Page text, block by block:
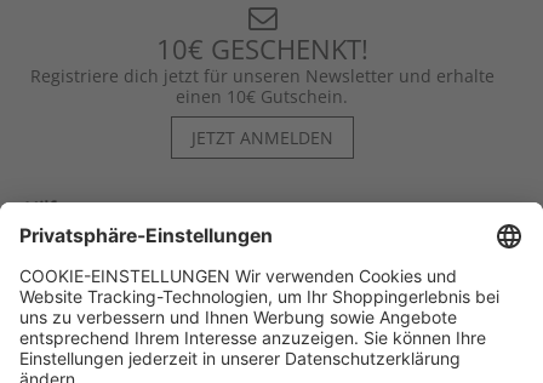
10€ GESCHENKT!
Registriere dich jetzt für unseren Newsletter und erhalte
einen 10€ Gutschein.
JETZT ANMELDEN
Hilfe
Kontakt
Kategorien